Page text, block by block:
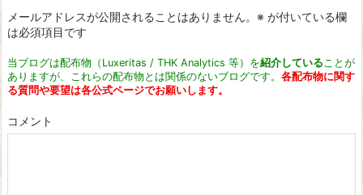
メールアドレスが公開されることはありません。 ※ が付いている欄
は必須項目です
当ブログは配布物（Luxeritas / THK Analytics 等）を紹介している ことが
ありますが、これらの配布物とは関係のないブログです。 各配布物に関す
る質問や要望は各公式ページでお願いします。
コメント